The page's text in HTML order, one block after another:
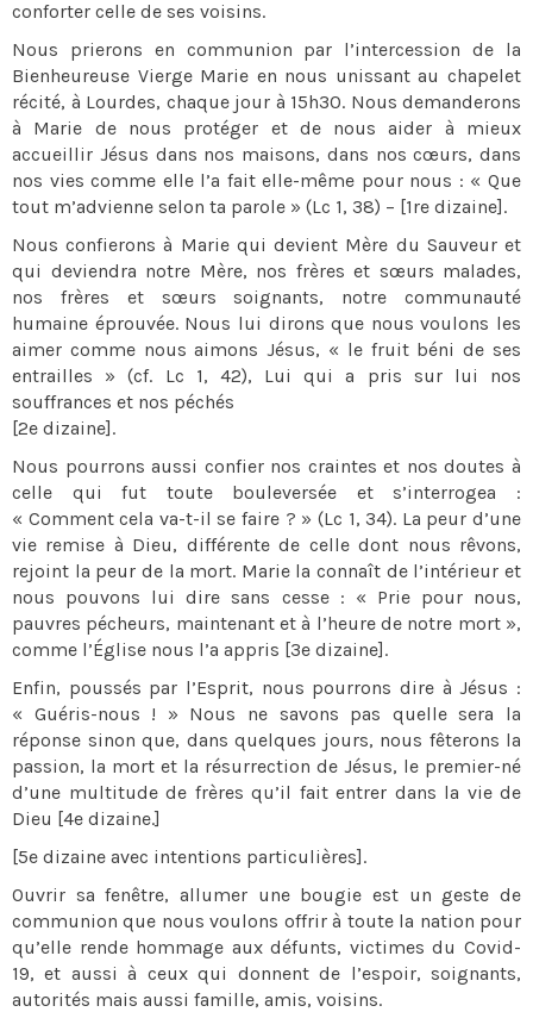
conforter celle de ses voisins.
Nous prierons en communion par l’intercession de la
Bienheureuse Vierge Marie en nous unissant au chapelet
récité, à Lourdes, chaque jour à 15h30. Nous demanderons
à Marie de nous protéger et de nous aider à mieux
accueillir Jésus dans nos maisons, dans nos cœurs, dans
nos vies comme elle l’a fait elle-même pour nous : « Que
tout m’advienne selon ta parole » (Lc 1, 38) – [1re dizaine].
Nous confierons à Marie qui devient Mère du Sauveur et
qui deviendra notre Mère, nos frères et sœurs malades,
nos frères et sœurs soignants, notre communauté
humaine éprouvée. Nous lui dirons que nous voulons les
aimer comme nous aimons Jésus, « le fruit béni de ses
entrailles » (cf. Lc 1, 42), Lui qui a pris sur lui nos
souffrances et nos péchés
[2e dizaine].
Nous pourrons aussi confier nos craintes et nos doutes à
celle qui fut toute bouleversée et s’interrogea :
« Comment cela va-t-il se faire ? » (Lc 1, 34). La peur d’une
vie remise à Dieu, différente de celle dont nous rêvons,
rejoint la peur de la mort. Marie la connaît de l’intérieur et
nous pouvons lui dire sans cesse : « Prie pour nous,
pauvres pécheurs, maintenant et à l’heure de notre mort »,
comme l’Église nous l’a appris [3e dizaine].
Enfin, poussés par l’Esprit, nous pourrons dire à Jésus :
« Guéris-nous ! » Nous ne savons pas quelle sera la
réponse sinon que, dans quelques jours, nous fêterons la
passion, la mort et la résurrection de Jésus, le premier-né
d’une multitude de frères qu’il fait entrer dans la vie de
Dieu [4e dizaine.]
[5e dizaine avec intentions particulières].
Ouvrir sa fenêtre, allumer une bougie est un geste de
communion que nous voulons offrir à toute la nation pour
qu’elle rende hommage aux défunts, victimes du Covid-
19, et aussi à ceux qui donnent de l’espoir, soignants,
autorités mais aussi famille, amis, voisins.